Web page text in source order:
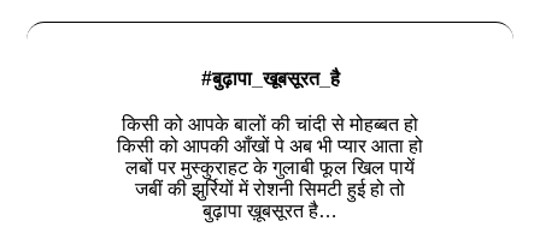
#बुढ़ापा_खूबसूरत_है
किसी को आपके बालों की चांदी से मोहब्बत हो
किसी को आपकी आँखों पे अब भी प्यार आता हो
लबों पर मुस्कुराहट के गुलाबी फूल खिल पायें
जबीं की झुर्रियों में रोशनी सिमटी हुई हो तो
बुढ़ापा ख़ूबसूरत है…